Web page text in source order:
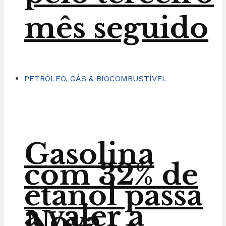
Gasolina
com 32% de
etanol passa
a valer a
mês seguido
PETRÓLEO, GÁS & BIOCOMBUSTÍVEL